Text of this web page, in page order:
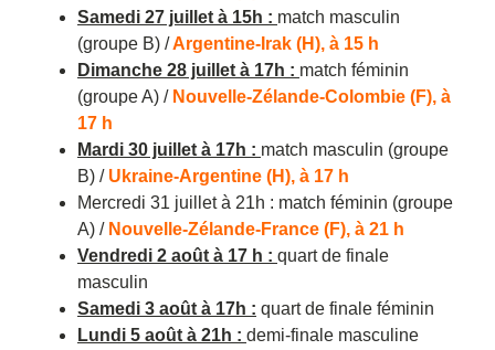
Samedi 27 juillet à 15h : match masculin
(groupe B) /Argentine-Irak (H), à 15 h
Dimanche 28 juillet à 17h : match féminin
(groupe A) / Nouvelle-Zélande-Colombie (F), à
17 h
Mardi 30 juillet à 17h : match masculin (groupe
B) / Ukraine-Argentine (H), à 17 h
Mercredi 31 juillet à 21h : match féminin (groupe
A) / Nouvelle-Zélande-France (F), à 21 h
Vendredi 2 août à 17 h : quart de finale
masculin
Samedi 3 août à 17h : quart de finale féminin
Lundi 5 août à 21h : demi-finale masculine